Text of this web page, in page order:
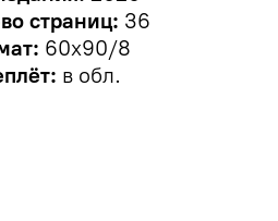
страниц: 36
60х90/8
в обл.